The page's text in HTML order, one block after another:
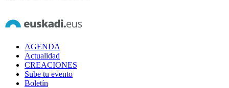
AGENDA
Actualidad
CREACIONES
Sube tu evento
Boletín